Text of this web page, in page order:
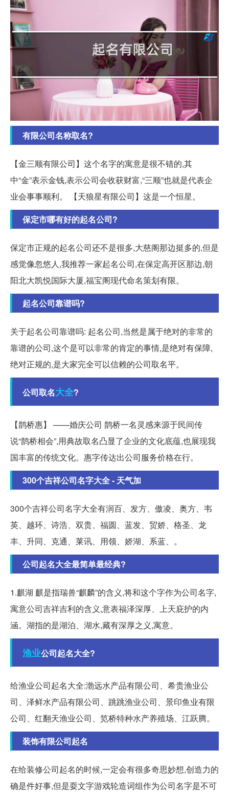
有限公司名称取名?
【金三顺有限公司】这个名字的寓意是很不错的,其
中“金”表示金钱,表示公司会收获财富,“三顺”也就是代表企
业会事事顺利。 【天狼星有限公司】这是一个恒星。
保定市哪有好的起名公司?
保定市正规的起名公司还不是很多,大慈阁那边挺多的,但是
感觉像忽悠人,我推荐一家起名公司,在保定高开区那边,朝
阳北大凯悦国际大厦,福宝阁现代命名策划有限。
起名公司靠谱吗?
关于起名公司靠谱吗: 起名公司,当然是属于绝对的非常的
靠谱的公司,这个是可以非常的肯定的事情,是绝对有保障,
绝对正规的,是大家完全可以信赖的公司取名平。
公司取名大全?
【鹊桥惠】 ——婚庆公司 鹊桥一名灵感来源于民间传
说“鹊桥相会”,用典故取名凸显了企业的文化底蕴,也展现我
国丰富的传统文化。惠字传达出公司服务价格在行。
300个吉祥公司名字大全 - 天气加
300个吉祥公司名字大全有润百、发方、傲凌、奥方、韦
英、越环、诗浩、双贵、福圆、蓝发、贸娇、格圣、龙
丰、升同、克通、莱讯、用领、娇湖、系蓝、。
公司起名大全最简单最经典?
1.麒湖 麒是指瑞兽“麒麟”的含义,将和这个字作为公司名字,
寓意公司吉祥吉利的含义,意表福泽深厚、上天庇护的内
涵。湖指的是湖泊、湖水,藏有深厚之义,寓意。
渔业公司起名大全?
给渔业公司起名大全:渤远水产品有限公司、希贵渔业公
司、泽鲜水产品有限公司、跳跳渔业公司、景印鱼业有限
公司、红翻天渔业公司、笕桥特种水产养殖场、江跃腾。
装饰有限公司起名
在给装修公司起名的时候,一定会有很多奇思妙想,创造力的
确是件好事,但是耍文字游戏轮造词组作为公司名字是不可